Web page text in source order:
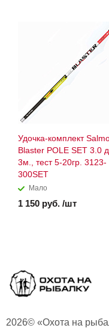
Удочка-комплект
Blaster POLE SET 3.0
3м., тест 5-20гр. 3123-
300SET
Мало
1 150 руб. /шт
2026© «Охота на